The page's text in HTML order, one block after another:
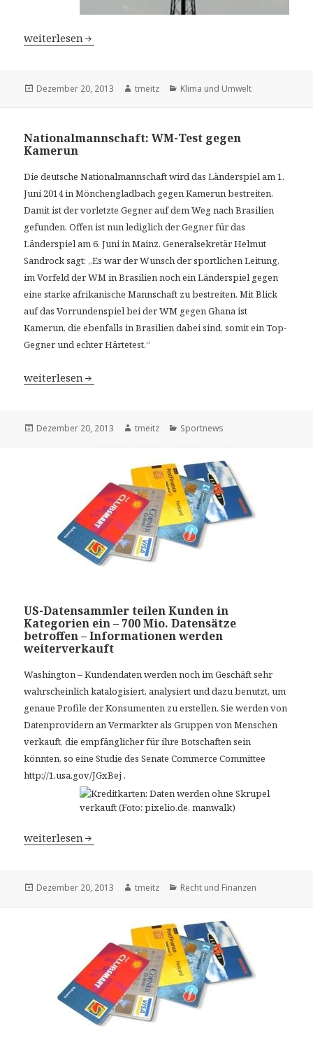
Durchbruch bei Forschung zu synthetischem Sprit –
weiterlesen
Veröffentlicht
Dezember 20, 2013 Autor
tmeitz Kategorien
Klima und Umwelt
Nationalmannschaft: WM-Test gegen
Kamerun
Die deutsche Nationalmannschaft wird das Länderspiel am 1.
Juni2014 in Mönchengladbach gegen Kamerun bestreiten.
Damit ist dervorletzte Gegner auf dem Weg nach Brasilien
gefunden. Offen ist nunlediglich der Gegner für das
Länderspiel am 6. Juni in Mainz.Generalsekretär Helmut
Sandrock sagt: „Es war der Wunsch dersportlichen Leitung,
im Vorfeld der WM in Brasilien noch einLänderspiel gegen
eine starke afrikanische Mannschaft zubestreiten. Mit Blick
auf das Vorrundenspiel bei der WM gegen Ghana ist
Kamerun, die ebenfalls in Brasilien dabei sind, somit ein Top-
Gegner undechter Härtetest.“
Nationalmannschaft: WM-Test gegen Kamerun
weiterlesen
Veröffentlicht
Dezember 20, 2013 Autor
tmeitz Kategorien
Sportnews
US-Datensammler teilen Kunden in
Kategorien ein – 700 Mio. Datensätze
betroffen – Informationen werden
weiterverkauft
Washington – Kundendaten werden noch im Geschäft sehr
wahrscheinlich katalogisiert, analysiert und dazu benutzt, um
genaue Profile der Konsumenten zu erstellen. Sie werden von
Datenprovidern an Vermarkter als Gruppen von Menschen
verkauft, die empfänglicher für ihre Botschaften sein
könnten, so eine Studie des Senate Commerce Committee
http://1.usa.gov/JGxBej .
US-Datensammler teilen Kunden in Kategorien ein –
weiterlesen
Veröffentlicht
Dezember 20, 2013 Autor
tmeitz Kategorien
Recht und Finanzen